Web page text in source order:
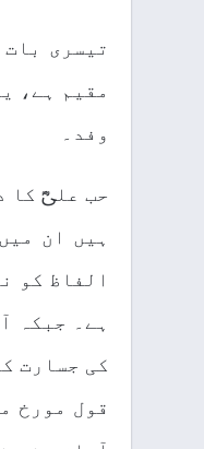
تیسری
مقیم ہے،
وفد۔
حب علیؓ کا
ہیں ان
الفاظ کو
ہے۔ جبکہ
کی جسارت